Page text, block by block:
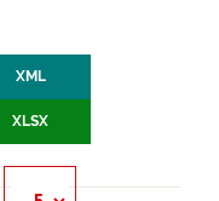
XML
XLSX